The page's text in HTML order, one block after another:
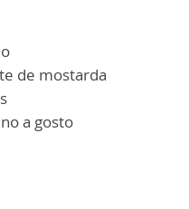
de mostarda
a gosto